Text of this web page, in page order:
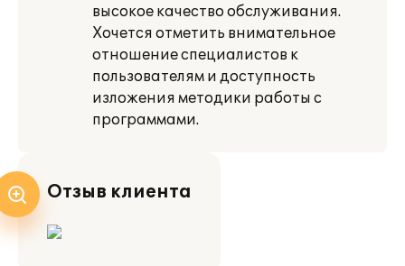
высокое качество обслуживания.
Хочется отметить внимательное
отношение специалистов к
пользователям и доступность
изложения методики работы с
программами.
Отзыв клиента